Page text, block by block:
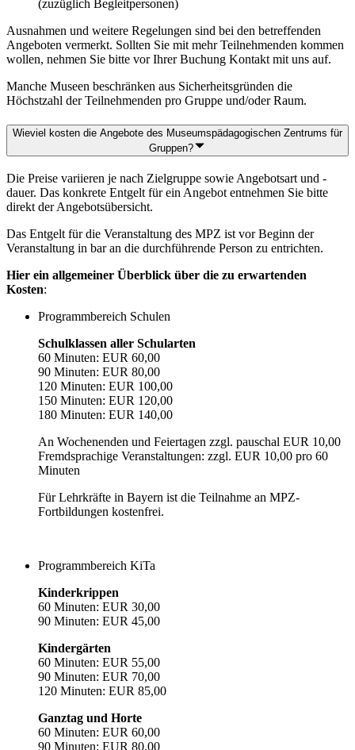
(zuzüglich Begleitpersonen)
Ausnahmen und weitere Regelungen sind bei den betreffenden
Angeboten vermerkt. Sollten Sie mit mehr Teilnehmenden kommen
wollen, nehmen Sie bitte vor Ihrer Buchung Kontakt mit uns auf.
Manche Museen beschränken aus Sicherheitsgründen die
Höchstzahl der Teilnehmenden pro Gruppe und/oder Raum.
Wieviel kosten die Angebote des Museumspädagogischen Zentrums für
Gruppen?
Die Preise variieren je nach Zielgruppe sowie Angebotsart und -
dauer. Das konkrete Entgelt für ein Angebot entnehmen Sie bitte
direkt der Angebotsübersicht.
Das Entgelt für die Veranstaltung des MPZ ist vor Beginn der
Veranstaltung in bar an die durchführende Person zu entrichten.
Hier ein allgemeiner Überblick über die zu erwartenden
Kosten:
Programmbereich Schulen
Schulklassen aller Schularten
60 Minuten: EUR 60,00
90 Minuten: EUR 80,00
120 Minuten: EUR 100,00
150 Minuten: EUR 120,00
180 Minuten: EUR 140,00
An Wochenenden und Feiertagen zzgl. pauschal EUR 10,00
Fremdsprachige Veranstaltungen: zzgl. EUR 10,00 pro 60
Minuten
Für Lehrkräfte in Bayern ist die Teilnahme an MPZ-
Fortbildungen kostenfrei.
Programmbereich KiTa
Kinderkrippen
60 Minuten: EUR 30,00
90 Minuten: EUR 45,00
Kindergärten
60 Minuten: EUR 55,00
90 Minuten: EUR 70,00
120 Minuten: EUR 85,00
Ganztag und Horte
60 Minuten: EUR 60,00
90 Minuten: EUR 80,00